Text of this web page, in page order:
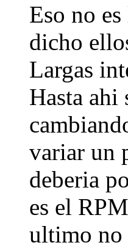
Eso no
dicho
Largas
Hasta ahi
variar un
deberia
es el
ultimo no